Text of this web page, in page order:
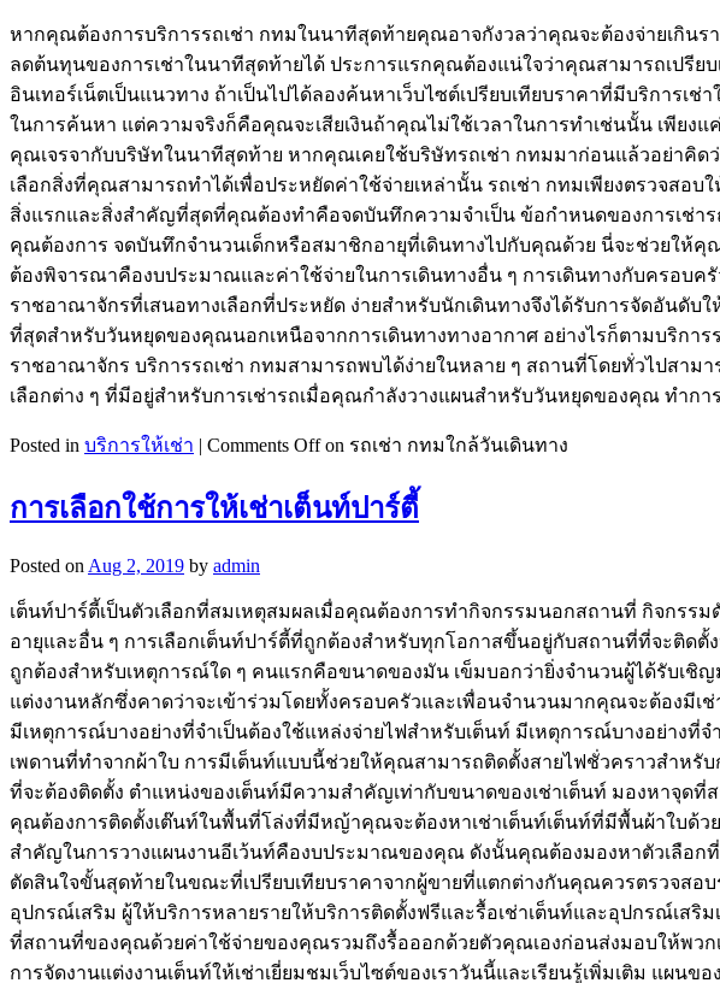
หากคุณต้องการบริการรถเช่า กทมในนาทีสุดท้ายคุณอาจกังวลว่าคุณจะต้องจ่ายเกิน
ลดต้นทุนของการเช่าในนาทีสุดท้ายได้ ประการแรกคุณต้องแน่ใจว่าคุณสามารถเปรีย
อินเทอร์เน็ตเป็นแนวทาง ถ้าเป็นไปได้ลองค้นหาเว็บไซต์เปรียบเทียบราคาที่มีบริกา
ในการค้นหา แต่ความจริงก็คือคุณจะเสียเงินถ้าคุณไม่ใช้เวลาในการทำเช่นนั้น เพียง
คุณเจรจากับบริษัทในนาทีสุดท้าย หากคุณเคยใช้บริษัทรถเช่า กทมมาก่อนแล้วอย่าคิ
เลือกสิ่งที่คุณสามารถทำได้เพื่อประหยัดค่าใช้จ่ายเหล่านั้น รถเช่า กทมเพียงตรวจส
สิ่งแรกและสิ่งสำคัญที่สุดที่คุณต้องทำคือจดบันทึกความจำเป็น ข้อกำหนดของการเช่
คุณต้องการ จดบันทึกจำนวนเด็กหรือสมาชิกอายุที่เดินทางไปกับคุณด้วย นี่จะช่วยให้
ต้องพิจารณาคืองบประมาณและค่าใช้จ่ายในการเดินทางอื่น ๆ การเดินทางกับครอบค
ราชอาณาจักรที่เสนอทางเลือกที่ประหยัด ง่ายสำหรับนักเดินทางจึงได้รับการจัดอันดับ
ที่สุดสำหรับวันหยุดของคุณนอกเหนือจากการเดินทางทางอากาศ อย่างไรก็ตามบริกา
ราชอาณาจักร บริการรถเช่า กทมสามารถพบได้ง่ายในหลาย ๆ สถานที่โดยทั่วไปสา
เลือกต่าง ๆ ที่มีอยู่สำหรับการเช่ารถเมื่อคุณกำลังวางแผนสำหรับวันหยุดของคุณ ทำ
Posted in บริการให้เช่า | Comments Offon รถเช่า กทมใกล้วันเดินทาง
การเลือกใช้การให้เช่าเต็นท์ปาร์ตี้
Posted on Aug 2, 2019 by admin
เต็นท์ปาร์ตี้เป็นตัวเลือกที่สมเหตุสมผลเมื่อคุณต้องการทำกิจกรรมนอกสถานที่ กิจกรร
อายุและอื่น ๆ การเลือกเต็นท์ปาร์ตี้ที่ถูกต้องสำหรับทุกโอกาสขึ้นอยู่กับสถานที่ที่จะติด
ถูกต้องสำหรับเหตุการณ์ใด ๆ คนแรกคือขนาดของมัน เข็มบอกว่ายิ่งจำนวนผู้ได้รับเ
แต่งงานหลักซึ่งคาดว่าจะเข้าร่วมโดยทั้งครอบครัวและเพื่อนจำนวนมากคุณจะต้องมี
มีเหตุการณ์บางอย่างที่จำเป็นต้องใช้แหล่งจ่ายไฟสำหรับเต็นท์ มีเหตุการณ์บางอย่าง
เพดานที่ทำจากผ้าใบ การมีเต็นท์แบบนี้ช่วยให้คุณสามารถติดตั้งสายไฟชั่วคราวสำห
ที่จะต้องติดตั้ง ตำแหน่งของเต็นท์มีความสำคัญเท่ากับขนาดของเช่าเต็นท์ มองหาจุดที่
คุณต้องการติดตั้งเต๊นท์ในพื้นที่โล่งที่มีหญ้าคุณจะต้องหาเช่าเต็นท์เต็นท์ที่มีพื้นผ้าใบด้ว
สำคัญในการวางแผนงานอีเว้นท์คืองบประมาณของคุณ ดังนั้นคุณต้องมองหาตัวเลือ
ตัดสินใจขั้นสุดท้ายในขณะที่เปรียบเทียบราคาจากผู้ขายที่แตกต่างกันคุณควรตรวจสอ
อุปกรณ์เสริม ผู้ให้บริการหลายรายให้บริการติดตั้งฟรีและรื้อเช่าเต็นท์และอุปกรณ์เส
ที่สถานที่ของคุณด้วยค่าใช้จ่ายของคุณรวมถึงรื้อออกด้วยตัวคุณเองก่อนส่งมอบให้พวก
การจัดงานแต่งงานเต็นท์ให้เช่าเยี่ยมชมเว็บไซต์ของเราวันนี้และเรียนรู้เพิ่มเติม แผ